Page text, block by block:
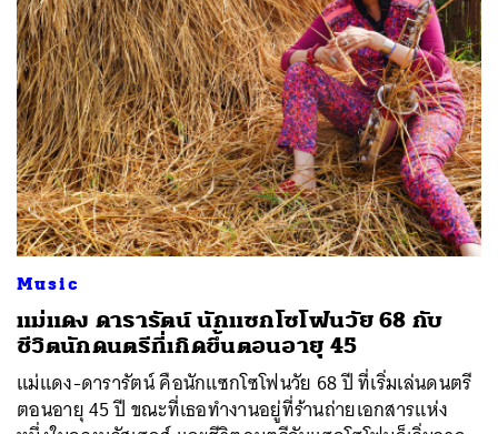
Music
แม่แดง ดารารัตน์ นักแซกโซโฟนวัย 68 กับ
ชีวิตนักดนตรีที่เกิดขึ้นตอนอายุ 45
แม่แดง-ดารารัตน์ คือนักแซกโซโฟนวัย 68 ปี ที่เริ่มเล่นดนตรี
ตอนอายุ 45 ปี ขณะที่เธอทำงานอยู่ที่ร้านถ่ายเอกสารแห่ง